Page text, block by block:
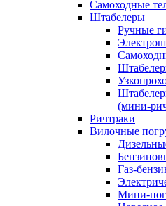
Самоходные
Штабелеры
Ручные
(мини-
Ричтраки
Вилочные
Газ-
Мини-